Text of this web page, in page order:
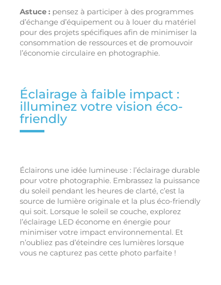
Astuce : pensez à participer à des programmes
d’échange d’équipement ou à louer du matériel
pour des projets spécifiques afin de minimiser la
consommation de ressources et de promouvoir
l’économie circulaire en photographie.
Éclairage à faible impact :
illuminez votre vision éco-
friendly
Éclairons une idée lumineuse : l’éclairage durable
pour votre photographie. Embrassez la puissance
du soleil pendant les heures de clarté, c’est la
source de lumière originale et la plus éco-friendly
qui soit. Lorsque le soleil se couche, explorez
l’éclairage LED économe en énergie pour
minimiser votre impact environnemental. Et
n’oubliez pas d’éteindre ces lumières lorsque
vous ne capturez pas cette photo parfaite !